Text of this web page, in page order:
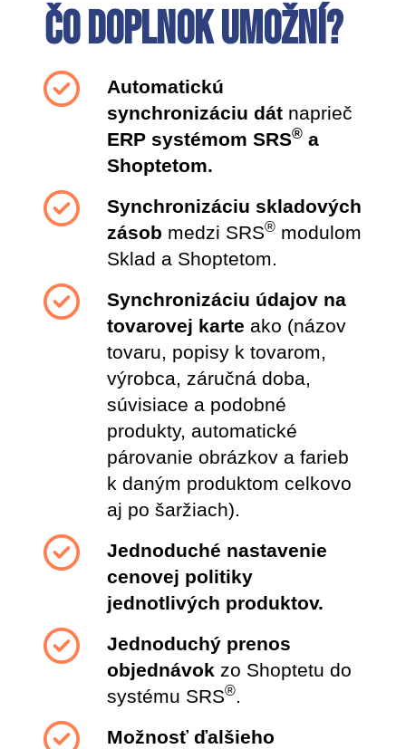
Čo doplnok umožní?
Automatickú
synchronizáciu dát naprieč
ERP systémom SRS® a
Shoptetom.
Synchronizáciu skladových
zásob medzi SRS® modulom
Sklad a Shoptetom.
Synchronizáciu údajov na
tovarovej karte ako (názov
tovaru, popisy k tovarom,
výrobca, záručná doba,
súvisiace a podobné
produkty, automatické
párovanie obrázkov a farieb
k daným produktom celkovo
aj po šaržiach).
Jednoduché nastavenie
cenovej politiky
jednotlivých produktov.
Jednoduchý prenos
objednávok zo Shoptetu do
systému SRS®.
Možnosť ďalšieho